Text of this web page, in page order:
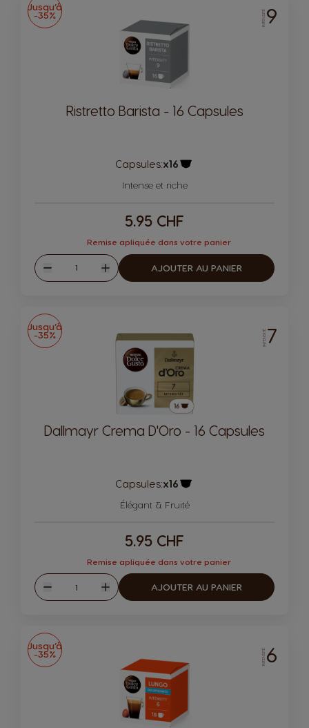
Jusqu’à
-35% INTENSITÉ9
Ristretto Barista - 16 Capsules
Capsules:x16
Intense et riche
5.95 CHF
Remise apliquée dans votre panier
Diminuer
Quantité
Augmenter
AJOUTER AU PANIER
Jusqu’à
-35% INTENSITÉ7
Dallmayr Crema D'Oro - 16 Capsules
Capsules:x16
Élégant & Fruité
5.95 CHF
Remise apliquée dans votre panier
Diminuer
Quantité
Augmenter
AJOUTER AU PANIER
Jusqu’à
-35% INTENSITÉ6